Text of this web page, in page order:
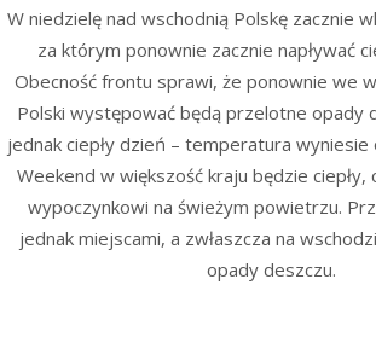
W niedzielę nad wschodnią Polskę zacznie
za którym ponownie zacznie napływać
Obecność frontu sprawi, że ponownie we
Polski występować będą przelotne opady
jednak ciepły dzień – temperatura
Weekend w większość kraju będzie
wypoczynkowi na świeżym powietrzu.
jednak miejscami, a zwłaszcza na
opady deszczu.